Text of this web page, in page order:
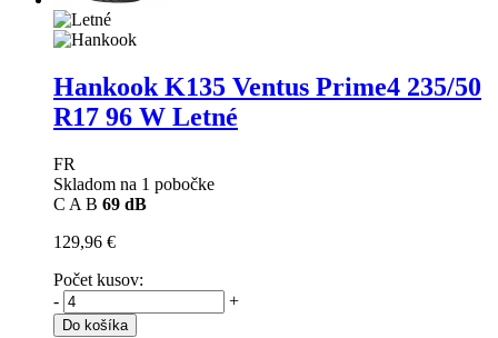
Hankook K135 Ventus Prime4 235/50
R17 96 W Letné
FR
Skladom na 1 pobočke
C A B 69 dB
129,96 €
Počet kusov:
-
+
Do košíka